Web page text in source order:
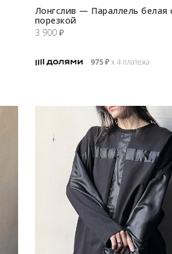
Лонгслив — Параллель белая
порезкой
3 900 ₽
975₽х 4 платежа